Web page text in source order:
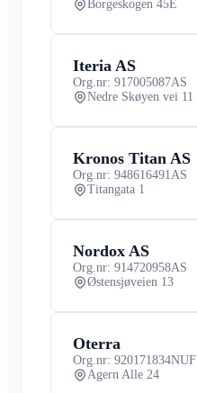
Borgeskogen 45E
Iteria AS
Org.nr: 917005087AS
Nedre Skøyen vei 11
Kronos Titan AS
Org.nr: 948616491 AS
Titangata 1
Nordox AS
Org.nr: 914720958AS
Østensjøveien 13
Oterra
Org.nr: 920171834NUF
Agern Alle 24